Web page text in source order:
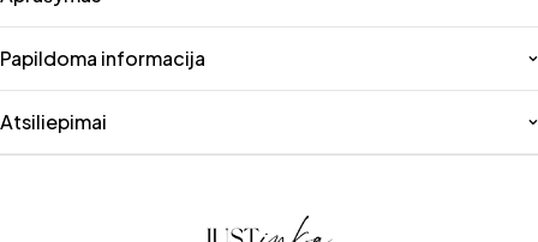
Papildoma informacija
Atsiliepimai